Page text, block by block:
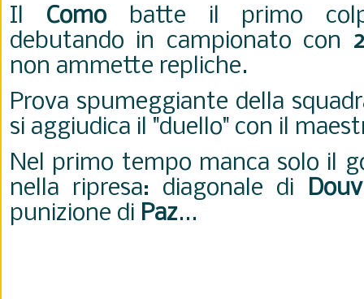
Il Comobatte il primo
debutando in campionato con
non ammette repliche.
Prova spumeggiante della
si aggiudica il "duello" con il
Nel primo tempo manca solo il
nella ripresa: diagonale di
punizione di Paz...